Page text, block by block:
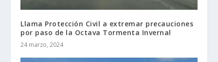
Llama Protección Civil a extremar precauciones
por paso de la Octava Tormenta Invernal
24 marzo, 2024